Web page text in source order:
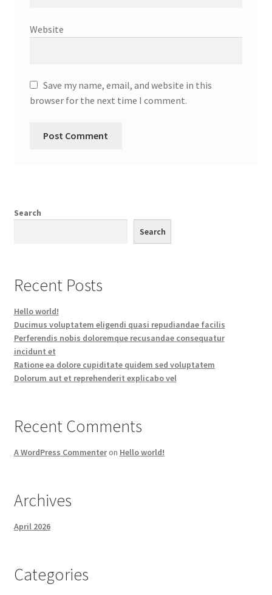
Website
Save my name, email, and website in this
browser for the next time I comment.
Search
Search
Recent Posts
Hello world!
Ducimus voluptatem eligendi quasi repudiandae facilis
Perferendis nobis doloremque recusandae consequatur
incidunt et
Ratione ea dolore cupiditate quidem sed voluptatem
Dolorum aut et reprehenderit explicabo vel
Recent Comments
A WordPress Commenteron Hello world!
Archives
April 2026
Categories